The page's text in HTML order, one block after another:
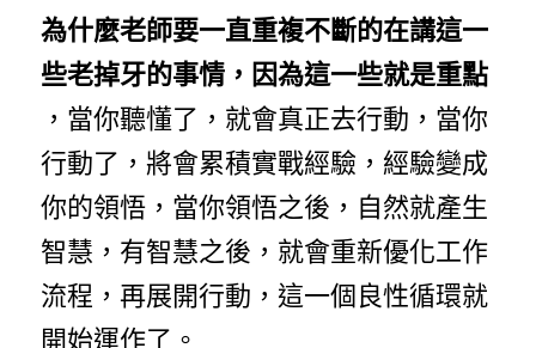
為什麼老師要一直重複不斷的在講這一
些老掉牙的事情，因為這一些就是重點
，當你聽懂了，就會真正去行動，當你
行動了，將會累積實戰經驗，經驗變成
你的領悟，當你領悟之後，自然就產生
智慧，有智慧之後，就會重新優化工作
流程，再展開行動，這一個良性循環就
開始運作了。